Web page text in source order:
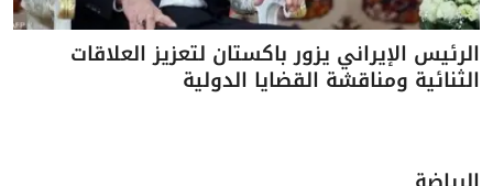
الرئيس الإيراني يزور باكستان لتعزيز العلاقات
الثنائية ومناقشة القضايا الدولية